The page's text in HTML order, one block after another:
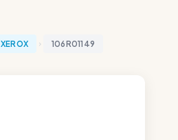
XEROX 106R01149